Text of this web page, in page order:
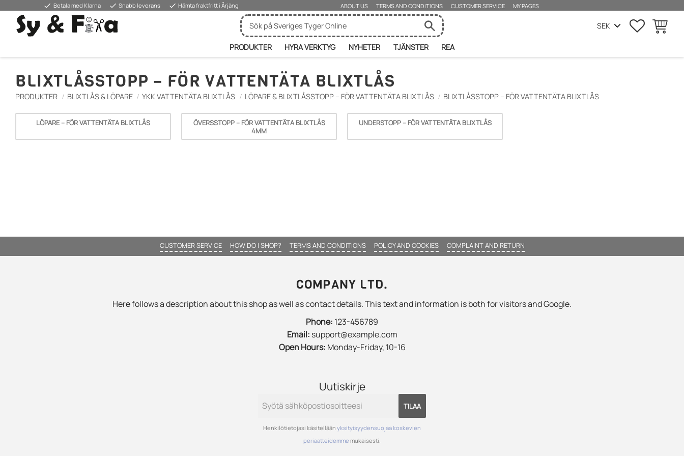
done Betala med Klarna done Snabb leverans done Hämta fraktfritt i Årjäng ABOUT US TERMS AND CONDITIONS CUSTOMER SERVICE MY PAGES
SUOSIKIT
PRODUKTER HYRA VERKTYG NYHETER TJÄNSTER REA
BLIXTLÅSSTOPP – FÖR VATTENTÄTA BLIXTLÅS
PRODUKTER BLIXTLÅS & LÖPARE YKK VATTENTÄTA BLIXTLÅS LÖPARE & BLIXTLÅSSTOPP – FÖR VATTENTÄTA BLIXTLÅS BLIXTLÅSSTOPP – FÖR VATTENTÄTA BLIXTLÅS
LÖPARE – FÖR VATTENTÄTA BLIXTLÅS
ÖVERSSTOPP – FÖR VATTENTÄTA BLIXTLÅS
4MM
UNDERSTOPP – FÖR VATTENTÄTA BLIXTLÅS
CUSTOMER SERVICE HOW DO I SHOP? TERMS AND CONDITIONS POLICY AND COOKIES COMPLAINT AND RETURN
COMPANY LTD.
Here follows a description about this shop as well as contact details. This text and information is both for visitors and Google.
Phone: 123-456789
Email: support@example.com
Open Hours: Monday-Friday, 10-16
Uutiskirje
TILAA
Henkilötietojasi käsitellään yksityisyydensuojaa koskevien
periaatteidemme mukaisesti.